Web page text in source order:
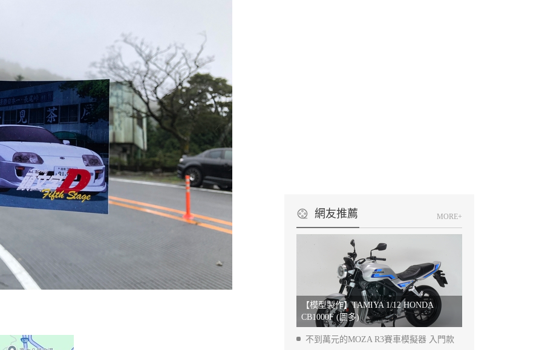
網友推薦 MORE+
【模型製作】TAMIYA 1/12 HONDA
CB1000F (圖多)
不到萬元的MOZA R3賽車模擬器 入門款